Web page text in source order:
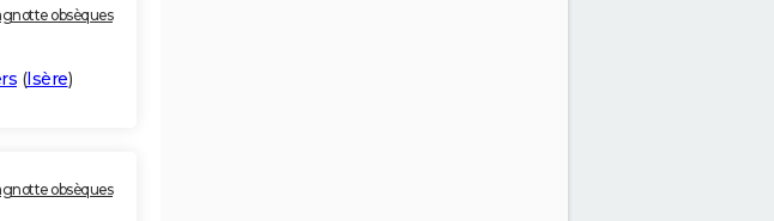
obsèques
(Isère)
obsèques